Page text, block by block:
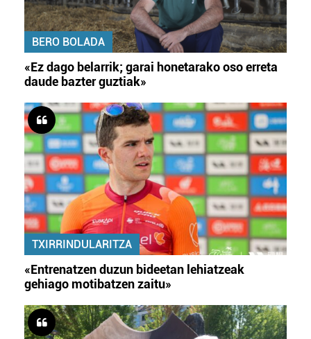
BERO BOLADA
«Ez dago belarrik; garai honetarako oso erreta
daude bazter guztiak»
TXIRRINDULARITZA
«Entrenatzen duzun bideetan lehiatzeak
gehiago motibatzen zaitu»